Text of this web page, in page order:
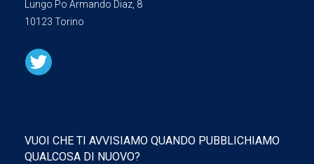
Lungo Po Armando Diaz, 8
10123 Torino
VUOI CHE TI AVVISIAMO QUANDO PUBBLICHIAMO
QUALCOSA DI NUOVO?